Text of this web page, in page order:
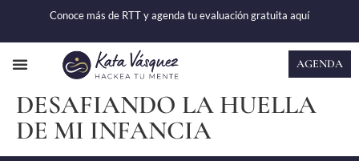
Conoce más de RTT y agenda tu evaluación gratuita aquí
AGENDA
DESAFIANDO LA HUELLA
DE MI INFANCIA